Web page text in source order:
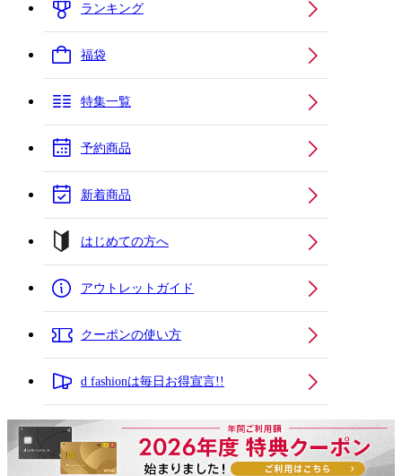
ランキング
福袋
特集一覧
予約商品
新着商品
はじめての方へ
アウトレットガイド
クーポンの使い方
d fashionは毎日お得宣言!!